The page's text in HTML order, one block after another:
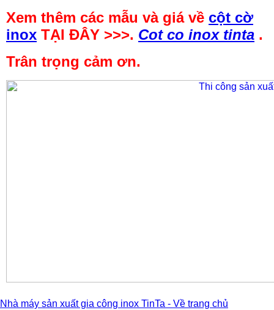
Xem thêm các mẫu và giá về cột cờ
inox TẠI ĐÂY >>>. Cot co inox tinta .
Trân trọng cảm ơn.
Nhà máy sản xuất gia công inox TinTa - Về trang chủ